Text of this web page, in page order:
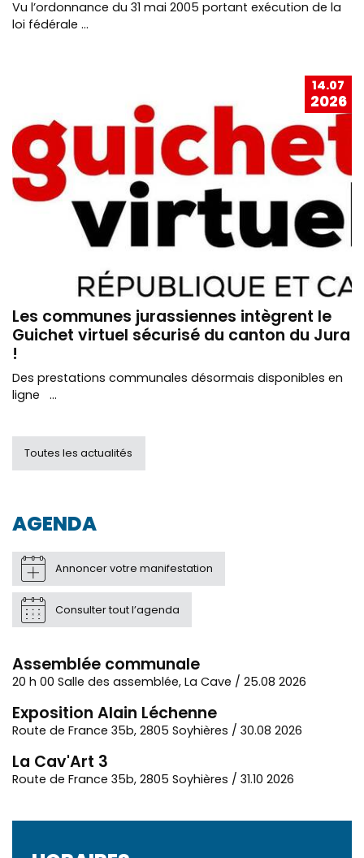
Vu l’ordonnance du 31 mai 2005 portant exécution de la
loi fédérale ...
14.07
2026
Les communes jurassiennes intègrent le
Guichet virtuel sécurisé du canton du Jura
!
Des prestations communales désormais disponibles en
ligne ...
Toutes les actualités
AGENDA
Annoncer votre manifestation
Consulter tout l’agenda
Assemblée communale
20 h 00 Salle des assemblée, La Cave / 25.08 2026
Exposition Alain Léchenne
Route de France 35b, 2805 Soyhières / 30.08 2026
La Cav'Art 3
Route de France 35b, 2805 Soyhières / 31.10 2026